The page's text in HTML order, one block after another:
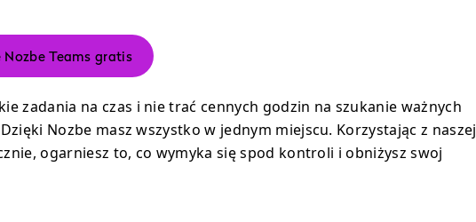
Teams gratis
zadania na czas i nie trać cennych godzin na szukanie ważnych
Nozbe masz wszystko w jednym miejscu. Korzystając z naszej
ogarniesz to, co wymyka się spod kontroli i obniżysz swoj